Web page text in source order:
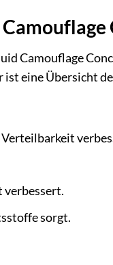
Camouflage
eine Übersicht
verbessert.
sorgt.